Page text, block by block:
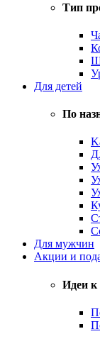
Тип
Для детей
По
Для мужчин
Акции и
Идеи к